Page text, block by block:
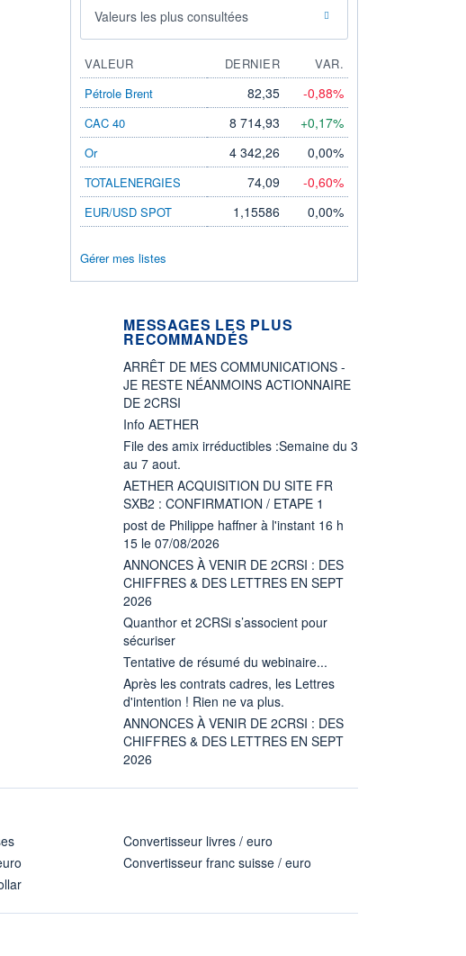
Valeurs les plus consultées
VALEUR DERNIER
VAR.
Pétrole Brent
82,35 -0,88%
CAC 40 8 714,93 +0,17%
Or 4 342,26 0,00%
TOTALENERGIES 74,09 -0,60%
EUR/USD SPOT 1,15586 0,00%
Gérer mes listes
MESSAGES LES PLUS
RECOMMANDÉS
ARRÊT DE MES COMMUNICATIONS -
JE RESTE NÉANMOINS ACTIONNAIRE
DE 2CRSI
Info AETHER
File des amix irréductibles :Semaine du 3
au 7 aout.
AETHER ACQUISITION DU SITE FR
SXB2 : CONFIRMATION / ETAPE 1
post de Philippe haffner à l'instant 16 h
15 le 07/08/2026
ANNONCES À VENIR DE 2CRSI : DES
CHIFFRES & DES LETTRES EN SEPT
2026
Quanthor et 2CRSi s’associent pour
sécuriser
Tentative de résumé du webinaire...
Après les contrats cadres, les Lettres
d'intention ! Rien ne va plus.
ANNONCES À VENIR DE 2CRSI : DES
CHIFFRES & DES LETTRES EN SEPT
2026
Convertisseur livres / euro
Convertisseur franc suisse / euro